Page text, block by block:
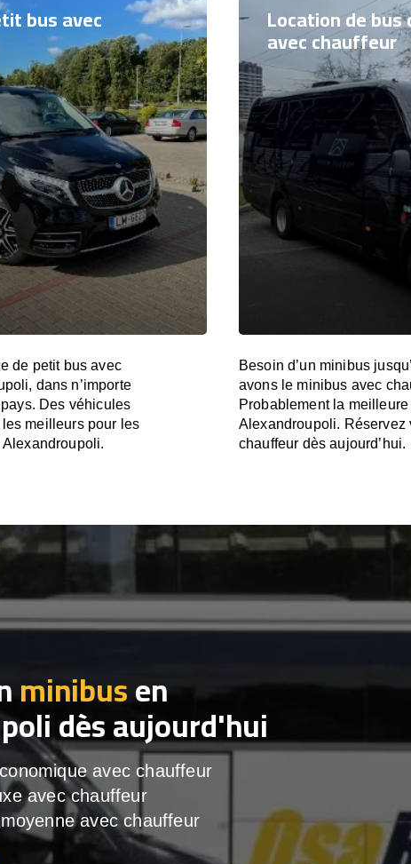
bus avec
de petit bus avec
dans n’importe
Des véhicules
meilleurs pour les
Location de
avec chauffeur
Besoin d’un minibus
avons le minibus avec
Probablement la
Alexandroupoli. Réservez
chauffeur dès aujourd’hui.
minibusen
dès aujourd'hui
avec chauffeur
avec chauffeur
avec chauffeur